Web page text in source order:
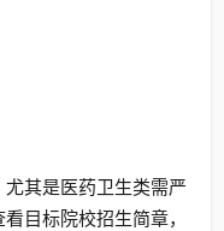
其是医药卫生类需严
目标院校招生简章，